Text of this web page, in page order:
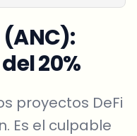
20%
proyectos DeFi
Es el culpable